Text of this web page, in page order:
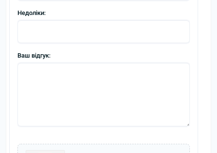
Недоліки:
Ваш відгук: